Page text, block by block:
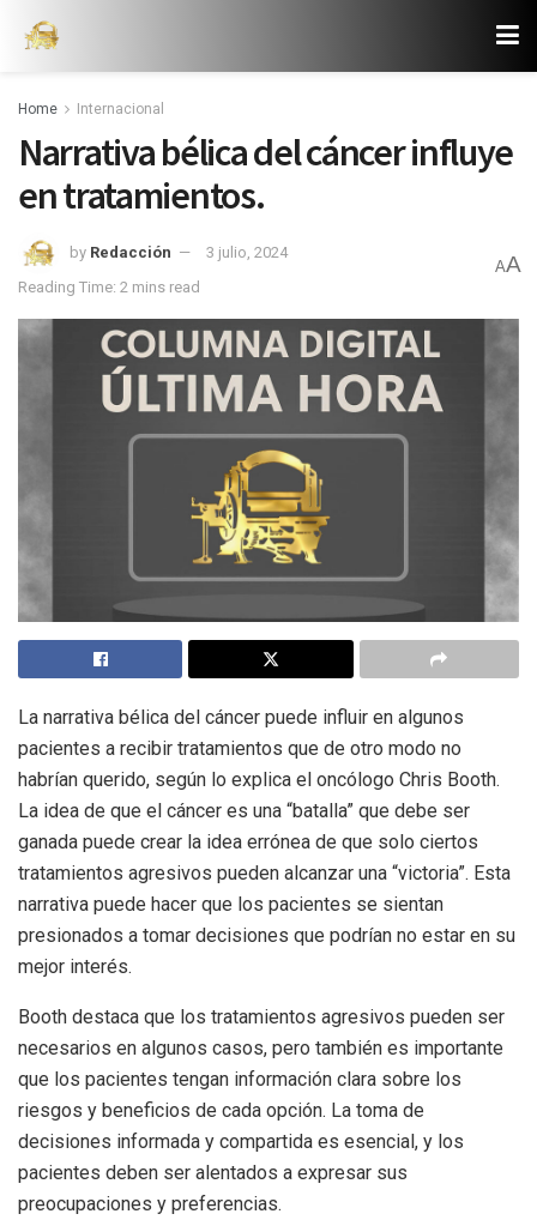
Home Internacional
Narrativa bélica del cáncer influye
en tratamientos.
by Redacción
3 julio, 2024
Reading Time: 2 mins read
AA
La narrativa bélica del cáncer puede influir en algunos
pacientes a recibir tratamientos que de otro modo no
habrían querido, según lo explica el oncólogo Chris Booth.
La idea de que el cáncer es una “batalla” que debe ser
ganada puede crear la idea errónea de que solo ciertos
tratamientos agresivos pueden alcanzar una “victoria”. Esta
narrativa puede hacer que los pacientes se sientan
presionados a tomar decisiones que podrían no estar en su
mejor interés.
Booth destaca que los tratamientos agresivos pueden ser
necesarios en algunos casos, pero también es importante
que los pacientes tengan información clara sobre los
riesgos y beneficios de cada opción. La toma de
decisiones informada y compartida es esencial, y los
pacientes deben ser alentados a expresar sus
preocupaciones y preferencias.